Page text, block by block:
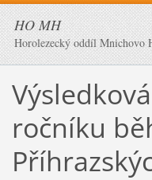
HO MH
Horolezecký oddíl Mnichovo
ročníku